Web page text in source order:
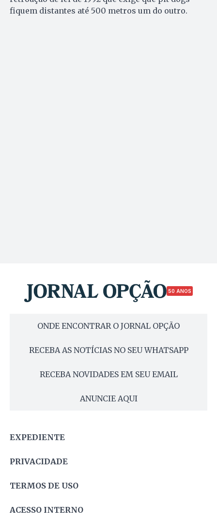
fiquem distantes até 500 metros um do outro.
50 ANOS
ONDE ENCONTRAR O JORNAL OPÇÃO
RECEBA AS NOTÍCIAS NO SEU WHATSAPP
RECEBA NOVIDADES EM SEU EMAIL
ANUNCIE AQUI
EXPEDIENTE
PRIVACIDADE
TERMOS DE USO
ACESSO INTERNO